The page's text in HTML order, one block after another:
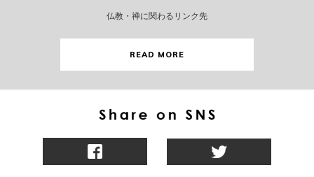
仏教・禅に関わるリンク先
READ MORE